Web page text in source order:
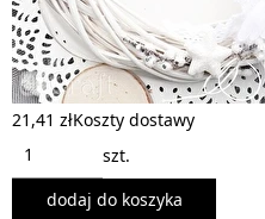
21,41 złKoszty dostawy
szt.
dodaj do koszyka